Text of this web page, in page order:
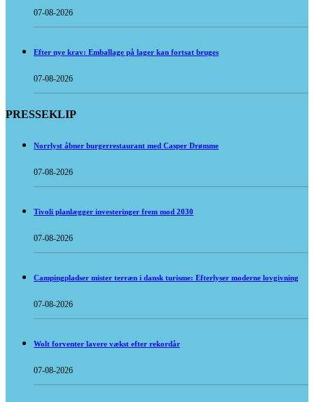
07-08-2026
Efter nye krav: Emballage på lager kan fortsat bruges
07-08-2026
PRESSEKLIP
Norrlyst åbner burgerrestaurant med Casper Drømme
07-08-2026
Tivoli planlægger investeringer frem mod 2030
07-08-2026
Campingpladser mister terræn i dansk turisme: Efterlyser moderne lovgivning
07-08-2026
Wolt forventer lavere vækst efter rekordår
07-08-2026